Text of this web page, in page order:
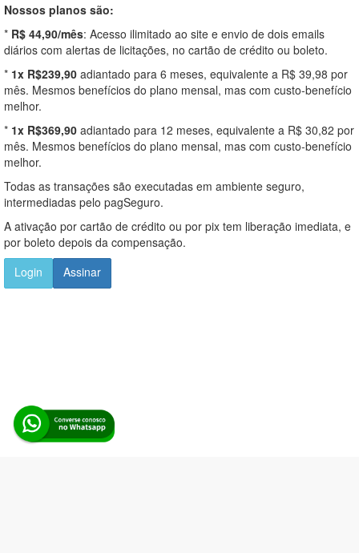
Nossos planos são:
* R$ 44,90/mês: Acesso ilimitado ao site e envio de dois emails
diários com alertas de licitações, no cartão de crédito ou boleto.
* 1x R$239,90 adiantado para 6 meses, equivalente a R$ 39,98 por
mês. Mesmos benefícios do plano mensal, mas com custo-benefício
melhor.
* 1x R$369,90 adiantado para 12 meses, equivalente a R$ 30,82 por
mês. Mesmos benefícios do plano mensal, mas com custo-benefício
melhor.
Todas as transações são executadas em ambiente seguro,
intermediadas pelo pagSeguro.
A ativação por cartão de crédito ou por pix tem liberação imediata, e
por boleto depois da compensação.
Login
Assinar